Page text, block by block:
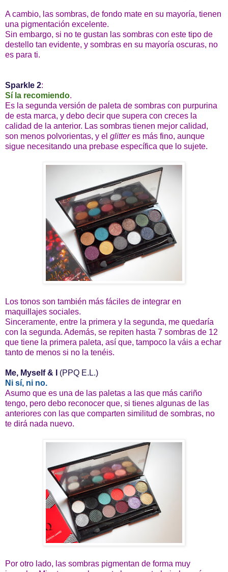
A cambio, las sombras, de fondo mate en su mayoría, tienen
una pigmentación excelente.
Sin embargo, si no te gustan las sombras con este tipo de
destello tan evidente, y sombras en su mayoría oscuras, no
es para ti.
Sparkle 2:
Sí la recomiendo.
Es la segunda versión de paleta de sombras con purpurina
de esta marca, y debo decir que supera con creces la
calidad de la anterior. Las sombras tienen mejor calidad,
son menos polvorientas, y el glitteres más fino, aunque
sigue necesitando una prebase específica que lo sujete.
Los tonos son también más fáciles de integrar en
maquillajes sociales.
Sinceramente, entre la primera y la segunda, me quedaría
con la segunda. Además, se repiten hasta 7 sombras de 12
que tiene la primera paleta, así que, tampoco la váis a echar
tanto de menos si no la tenéis.
Me, Myself & I
(PPQ E.L.)
Ni sí, ni no.
Asumo que es una de las paletas a las que más cariño
tengo, pero debo reconocer que, si tienes algunas de las
anteriores con las que comparten similitud de sombras, no
te dirá nada nuevo.
Por otro lado, las sombras pigmentan de forma muy